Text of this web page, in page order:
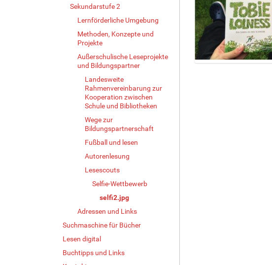
Sekundarstufe 2
Lernförderliche Umgebung
Methoden, Konzepte und
Projekte
Außerschulische Leseprojekte
und Bildungspartner
Landesweite
Rahmenvereinbarung zur
Kooperation zwischen
Schule und Bibliotheken
Wege zur
Bildungspartnerschaft
Fußball und lesen
Autorenlesung
Lesescouts
Selfie-Wettbewerb
selfi2.jpg
Adressen und Links
Suchmaschine für Bücher
Lesen digital
Buchtipps und Links